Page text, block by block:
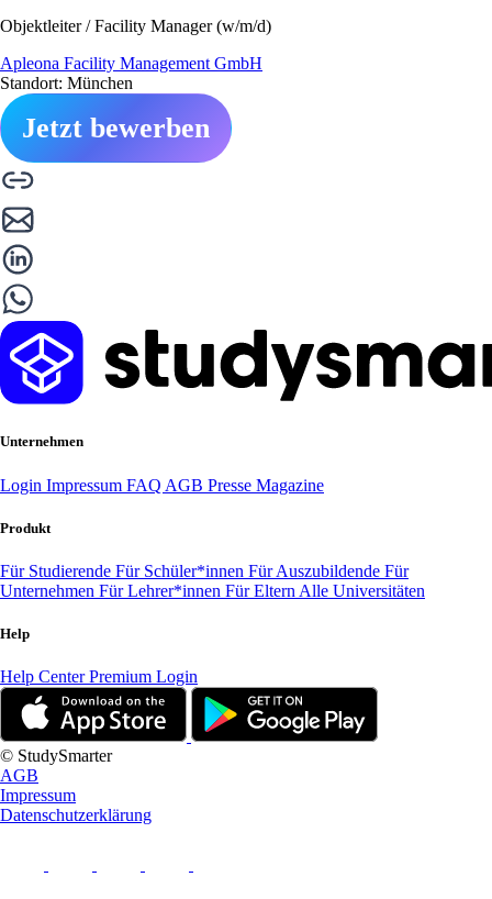
Objektleiter / Facility Manager (w/m/d)
Apleona Facility Management GmbH
Standort: München
Jetzt bewerben
Unternehmen
Login Impressum FAQ AGB Presse Magazine
Produkt
Für Studierende Für Schüler*innen Für Auszubildende Für
Unternehmen Für Lehrer*innen Für Eltern Alle Universitäten
Help
Help CenterPremium Login
© StudySmarter
AGB
Impressum
Datenschutzerklärung